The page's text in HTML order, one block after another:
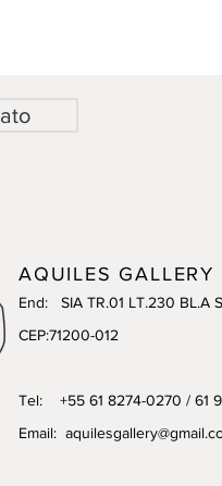
AQUILES GALLERY
End: SIA TR.01 LT.230 BL.A
CEP:71200-012
Tel: +55 61 8274-0270 / 61
Email: